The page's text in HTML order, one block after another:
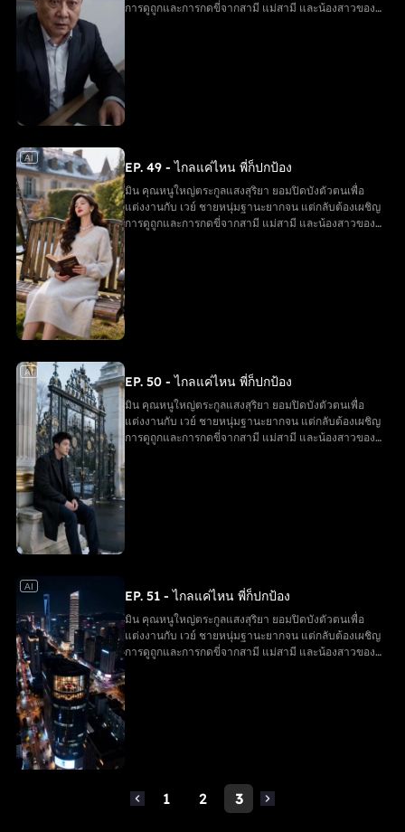
การดูถูกและการกดขี่จากสามี แม่สามี และน้องสาวของ
ฐานะเดิม ขณะที่ครอบครัวของ เวย์ ต้องรับผลกรรมจาก
การกระทำของตนเอง และมินได้เริ่มต้นชีวิตใหม่อีกครั้ง
AI
EP. 49 - ไกลแค่ไหน พี่ก็ปกป้อง
มิน คุณหนูใหญ่ตระกูลแสงสุริยา ยอมปิดบังตัวตนเพื่อ
แต่งงานกับ เวย์ ชายหนุ่มฐานะยากจน แต่กลับต้องเผชิญ
การดูถูกและการกดขี่จากสามี แม่สามี และน้องสาวของ
ช่วยเหลือจากพี่ชายทั้งสาม ตัดสินใจหย่าและกลับคืนสู่
ฐานะเดิม ขณะที่ครอบครัวของ เวย์ ต้องรับผลกรรมจาก
การกระทำของตนเอง และมินได้เริ่มต้นชีวิตใหม่อีกครั้ง
AI
EP. 50 - ไกลแค่ไหน พี่ก็ปกป้อง
มิน คุณหนูใหญ่ตระกูลแสงสุริยา ยอมปิดบังตัวตนเพื่อ
แต่งงานกับ เวย์ ชายหนุ่มฐานะยากจน แต่กลับต้องเผชิญ
การดูถูกและการกดขี่จากสามี แม่สามี และน้องสาวของ
ช่วยเหลือจากพี่ชายทั้งสาม ตัดสินใจหย่าและกลับคืนสู่
ฐานะเดิม ขณะที่ครอบครัวของ เวย์ ต้องรับผลกรรมจาก
การกระทำของตนเอง และมินได้เริ่มต้นชีวิตใหม่อีกครั้ง
AI
EP. 51 - ไกลแค่ไหน พี่ก็ปกป้อง
มิน คุณหนูใหญ่ตระกูลแสงสุริยา ยอมปิดบังตัวตนเพื่อ
แต่งงานกับ เวย์ ชายหนุ่มฐานะยากจน แต่กลับต้องเผชิญ
การดูถูกและการกดขี่จากสามี แม่สามี และน้องสาวของ
เขา จนสูญเสียลูกในครรภ์ ในยามสิ้นหวัง มิน ได้รับการ
ช่วยเหลือจากพี่ชายทั้งสาม ตัดสินใจหย่าและกลับคืนสู่
ฐานะเดิม ขณะที่ครอบครัวของ เวย์ ต้องรับผลกรรมจาก
1 2 3